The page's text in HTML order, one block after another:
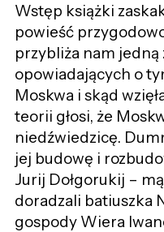
Wstęp książki
powieść
przybliża nam jedną
opowiadających o
Moskwa i skąd
teorii głosi, że
niedźwiedzicę.
jej budowę i
Jurij Dołgorukij –
doradzali batiuszka
gospody Wiera